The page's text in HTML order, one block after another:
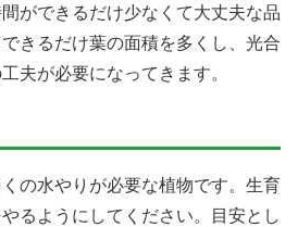
ができるだけ少なくて大丈夫な品
きるだけ葉の面積を多くし、光合
夫が必要になってきます。
の水やりが必要な植物です。生育
るようにしてください。目安とし